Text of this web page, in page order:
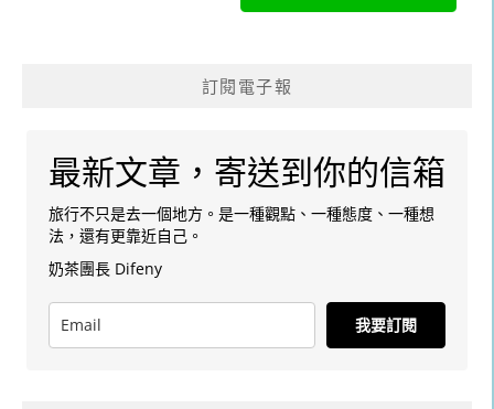
訂閱電子報
最新文章，寄送到你的信箱
旅行不只是去一個地方。是一種觀點、一種態度、一種想
法，還有更靠近自己。
奶茶團長 Difeny
我要訂閱